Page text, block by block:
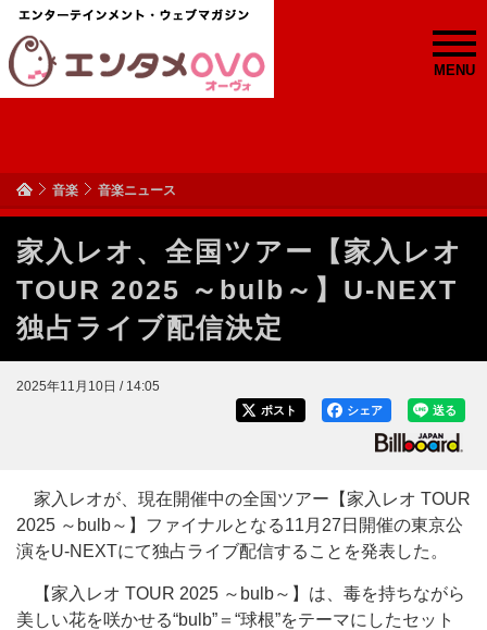
MENU
音楽 音楽ニュース
家入レオ、全国ツアー【家入レオ
TOUR 2025 ～bulb～】U-NEXT
独占ライブ配信決定
2025年11月10日 / 14:05
送る
シェア
ポスト
家入レオが、現在開催中の全国ツアー【家入レオ TOUR
2025 ～bulb～】ファイナルとなる11月27日開催の東京公
演をU-NEXTにて独占ライブ配信することを発表した。
【家入レオ TOUR 2025 ～bulb～】は、毒を持ちながら
美しい花を咲かせる“bulb”＝“球根”をテーマにしたセット